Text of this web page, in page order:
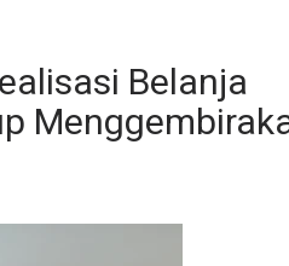
Belanja